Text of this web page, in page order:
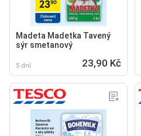
Madeta Madetka Tavený
sýr smetanový
5 dní 23,90 Kč